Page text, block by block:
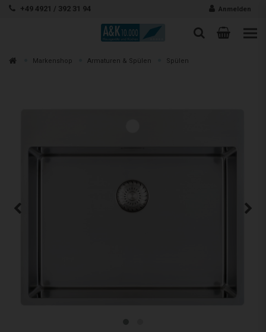
Zum Inhalt springen
+49 4921 / 392 31 94 Anmelden
Suche
Zur Markenshop Armaturen & Spülen Spülen